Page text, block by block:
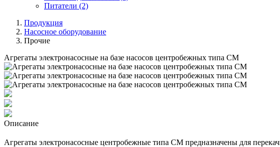
Питатели (2)
Продукция
Насосное оборудование
Прочие
Агрегаты электронасосные на базе насосов центробежных типа СМ
Описание
Агрегаты электронасосные центробежные типа СМ предназначены для